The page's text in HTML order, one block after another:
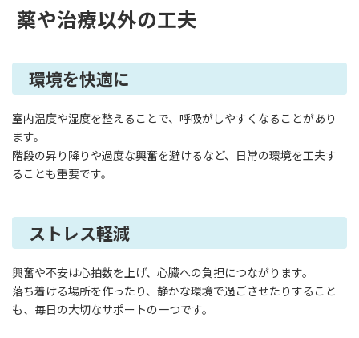
薬や治療以外の工夫
環境を快適に
室内温度や湿度を整えることで、呼吸がしやすくなることがあり
ます。
階段の昇り降りや過度な興奮を避けるなど、日常の環境を工夫す
ることも重要です。
ストレス軽減
興奮や不安は心拍数を上げ、心臓への負担につながります。
落ち着ける場所を作ったり、静かな環境で過ごさせたりすること
も、毎日の大切なサポートの一つです。